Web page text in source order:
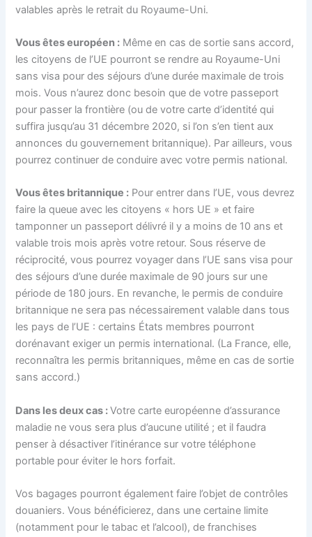
valables après le retrait du Royaume-Uni.
Vous êtes européen : Même en cas de sortie sans accord,
les citoyens de l’UE pourront se rendre au Royaume-Uni
sans visa pour des séjours d’une durée maximale de trois
mois. Vous n’aurez donc besoin que de votre passeport
pour passer la frontière (ou de votre carte d’identité qui
suffira jusqu’au 31 décembre 2020, si l’on s’en tient aux
annonces du gouvernement britannique). Par ailleurs, vous
pourrez continuer de conduire avec votre permis national.
Vous êtes britannique : Pour entrer dans l’UE, vous devrez
faire la queue avec les citoyens « hors UE » et faire
tamponner un passeport délivré il y a moins de 10 ans et
valable trois mois après votre retour. Sous réserve de
réciprocité, vous pourrez voyager dans l’UE sans visa pour
des séjours d’une durée maximale de 90 jours sur une
période de 180 jours. En revanche, le permis de conduire
britannique ne sera pas nécessairement valable dans tous
les pays de l’UE : certains États membres pourront
dorénavant exiger un permis international. (La France, elle,
reconnaîtra les permis britanniques, même en cas de sortie
sans accord.)
Dans les deux cas :Votre carte européenne d’assurance
maladie ne vous sera plus d’aucune utilité ; et il faudra
penser à désactiver l’itinérance sur votre téléphone
portable pour éviter le hors forfait.
Vos bagages pourront également faire l’objet de contrôles
douaniers. Vous bénéficierez, dans une certaine limite
(notamment pour le tabac et l’alcool), de franchises